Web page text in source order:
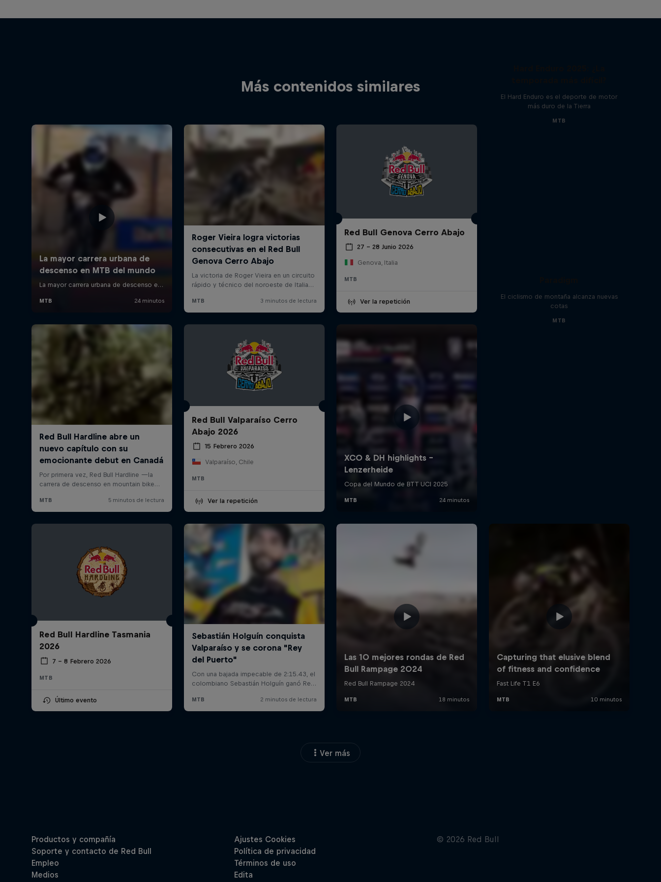
Más contenidos similares
Red Bull Genova Cerro Abajo
27 – 28 Junio 2026
Genova, Italia
MTB
Ver la repetición
El Hard Enduro es el deporte de motor
más duro de la Tierra
MTB
Red Bull Valparaíso Cerro
Abajo 2026
15 Febrero 2026
Valparaíso, Chile
MTB
Ver la repetición
El ciclismo de montaña alcanza nuevas
cotas
MTB
Red Bull Hardline Tasmania
2026
7 – 8 Febrero 2026
MTB
Último evento
Ver más